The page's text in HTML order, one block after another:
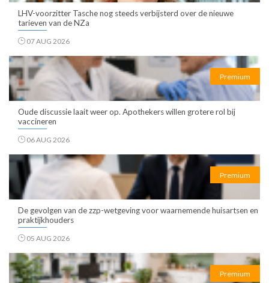
LHV-voorzitter Tasche nog steeds verbijsterd over de nieuwe
tarieven van de NZa
07 AUG 2026
Premium
Oude discussie laait weer op. Apothekers willen grotere rol bij
vaccineren
06 AUG 2026
Premium
De gevolgen van de zzp-wetgeving voor waarnemende huisartsen en
praktijkhouders
05 AUG 2026
Premium